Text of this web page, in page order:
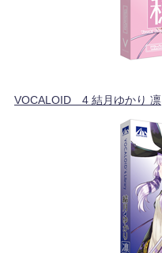
VOCALOID™4 結月ゆかり 凛